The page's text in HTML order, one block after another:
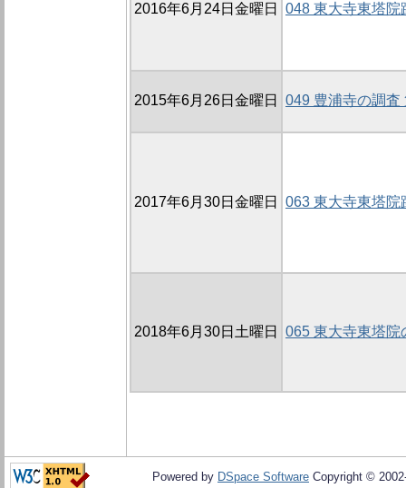
2016年6月24日金曜日 048 東大寺東塔院
2015年6月26日金曜日 049 豊浦寺の調査
2017年6月30日金曜日 063 東大寺東塔院
2018年6月30日土曜日 065 東大寺東塔院
Powered by DSpace Software Copyright ©